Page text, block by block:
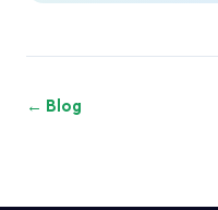
← Blog